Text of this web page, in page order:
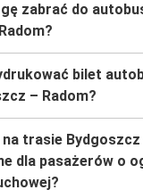
zabrać do
bilet
– Radom?
trasie Bydgoszcz
dla pasażerów o